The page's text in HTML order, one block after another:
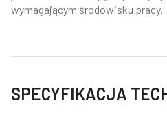
wymagającym środowisku pracy.
SPECYFIKACJA